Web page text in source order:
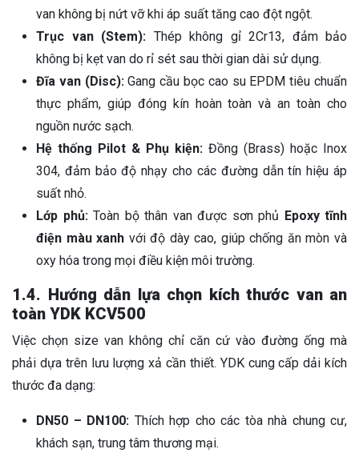
van không bị nứt vỡ khi áp suất tăng cao đột ngột.
Trục van (Stem): Thép không gỉ 2Cr13, đảm bảo
không bị kẹt van do rỉ sét sau thời gian dài sử dụng.
Đĩa van (Disc):Gang cầu bọc cao su EPDM tiêu chuẩn
thực phẩm, giúp đóng kín hoàn toàn và an toàn cho
nguồn nước sạch.
Hệ thống Pilot & Phụ kiện: Đồng (Brass) hoặc Inox
304, đảm bảo độ nhạy cho các đường dẫn tín hiệu áp
suất nhỏ.
Lớp phủ:Toàn bộ thân van được sơn phủ Epoxy tĩnh
điện màu xanh với độ dày cao, giúp chống ăn mòn và
oxy hóa trong mọi điều kiện môi trường.
1.4. Hướng dẫn lựa chọn kích thước van an
toàn YDK KCV500
Việc chọn size van không chỉ căn cứ vào đường ống mà
phải dựa trên lưu lượng xả cần thiết. YDK cung cấp dải kích
thước đa dạng:
DN50 – DN100: Thích hợp cho các tòa nhà chung cư,
khách sạn, trung tâm thương mại.